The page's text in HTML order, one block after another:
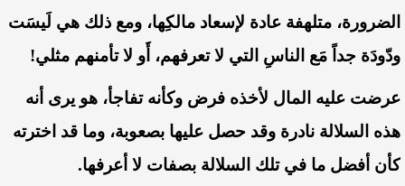
الضرورة، متلهفة عادة لإسعاد مالكِها، ومع ذلك هي لَيسَت
ودّودَة جداً مَع الناسِ التي لا تعرفهم، أَو لا تأمنهم مثلي!
عرضت عليه المال لأخذه فرض وكأنه تفاجأ، هو يرى أنه
هذه السلالة نادرة وقد حصل عليها بصعوبة، وما قد اخترته
كأن أفضل ما في تلك السلالة بصفات لا أعرفها.